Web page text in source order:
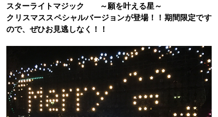
スターライトマジック
～願を叶える星～
クリスマススペシャルバージョンが登場！！期間限定です
ので、ぜひお見逃しなく！！